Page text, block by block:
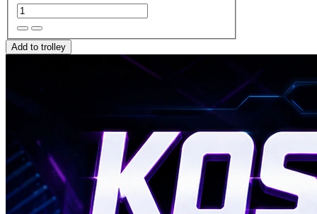
Add to trolley